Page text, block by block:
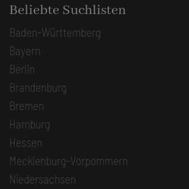
Beliebte Suchlisten
Baden-Württemberg
Bayern
Berlin
Brandenburg
Bremen
Hamburg
Hessen
Mecklenburg-Vorpommern
Niedersachsen